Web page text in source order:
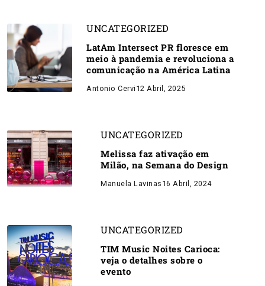
UNCATEGORIZED
LatAm Intersect PR floresce em
meio à pandemia e revoluciona a
comunicação na América Latina
Antonio Cervi 12 Abril, 2025
UNCATEGORIZED
Melissa faz ativação em
Milão, na Semana do Design
Manuela Lavinas 16 Abril, 2024
UNCATEGORIZED
TIM Music Noites Carioca:
veja o detalhes sobre o
evento